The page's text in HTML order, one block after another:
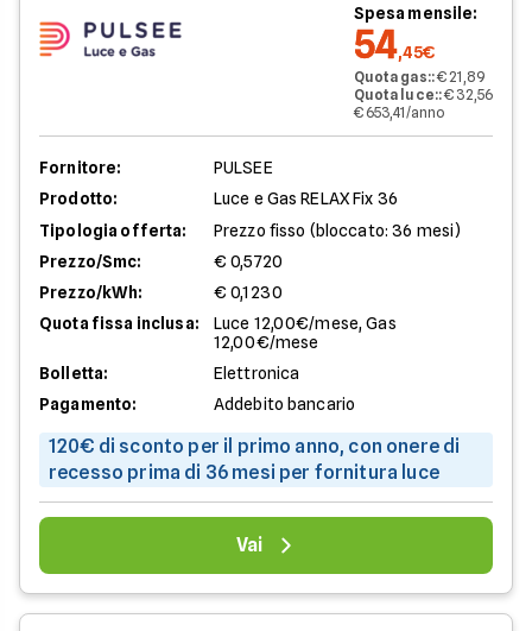
Spesa mensile:
54,45€
Quota gas::€ 21,89
Quota luce::€ 32,56
€ 653,41/anno
Fornitore:
PULSEE
Prodotto:
Luce e Gas RELAX Fix 36
Tipologia offerta:
Prezzo fisso (bloccato: 36 mesi)
Prezzo/Smc:
€ 0,5720
Prezzo/kWh:
€ 0,1230
Quota fissa inclusa:
Luce 12,00€/mese, Gas
12,00€/mese
Bolletta:
Elettronica
Pagamento:
Addebito bancario
120€ di sconto per il primo anno, con onere di
recesso prima di 36 mesi per fornitura luce
Vai